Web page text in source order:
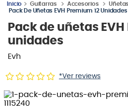
Guitarras Accesorios
Uñetas
Pack De Uñetas EVH Premium 12 Unidades
Pack de uñetas
unidades
Evh
*Ver reviews